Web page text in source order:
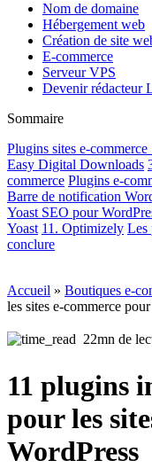
Nom de domaine
Hébergement web
Création de site
E-commerce
Serveur VPS
Devenir rédacteur
Sommaire
Plugins sites e-commerce
Easy Digital Downloads
commerce Plugins e-
Barre de notification
Yoast SEO pour
Yoast 11. Optimizely Les
conclure
Accueil » Boutiques e-
les sites e-commerce
22mn de
11 plugins
pour les
WordPress